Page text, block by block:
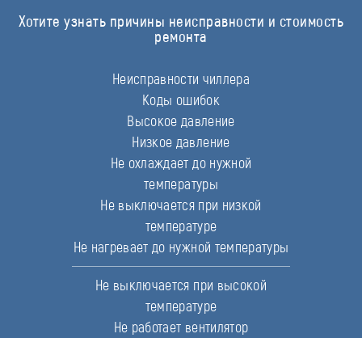
Хотите узнать причины неисправности и стоимость
ремонта
Неисправности чиллера
Коды ошибок
Высокое давление
Низкое давление
Не охлаждает до нужной
температуры
Не выключается при низкой
температуре
Не нагревает до нужной температуры
Не выключается при высокой
температуре
Не работает вентилятор